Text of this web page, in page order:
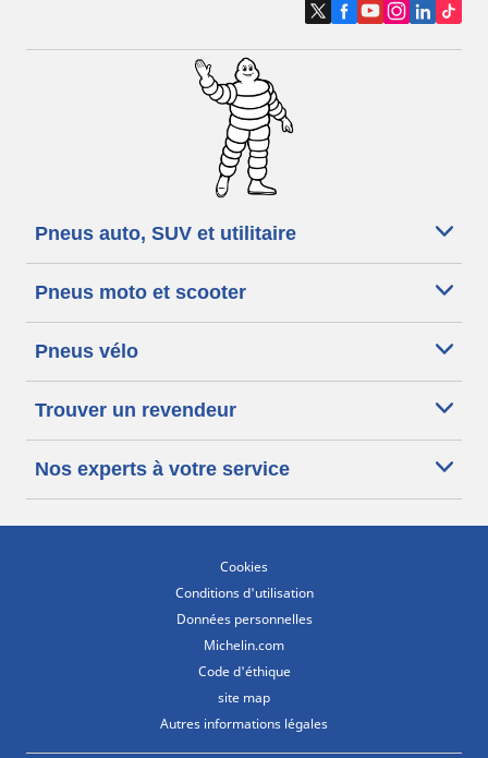
Pneus auto, SUV et utilitaire
Pneus moto et scooter
Pneus vélo
Trouver un revendeur
Nos experts à votre service
Cookies
Conditions d'utilisation
Données personnelles
Michelin.com
Code d'éthique
site map
Autres informations légales